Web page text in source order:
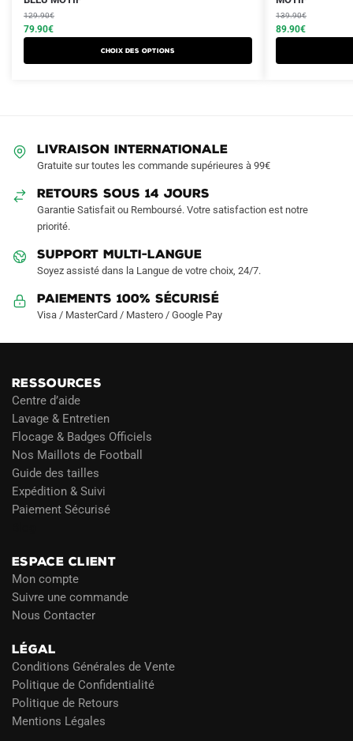
129.90€
initial
était :
79.90€
actuel
est :
Choix des options
produit
a
plusieurs
variations.
choisies
la
page
produit
139.90€
initial
était :
89.90€
actuel
est :
produit
a
plusieurs
variations.
page
LIVRAISON INTERNATIONALE
Gratuite sur toutes les commande supérieures à 99€
RETOURS SOUS 14 JOURS
Garantie Satisfait ou Remboursé. Votre satisfaction est notre
priorité.
SUPPORT MULTI-LANGUE
Soyez assisté dans la Langue de votre choix, 24/7.
Paiements 100% Sécurisé
Visa / MasterCard / Mastero / Google Pay
RESSOURCES
Centre d’aide
Lavage & Entretien
Flocage & Badges Officiels
Nos Maillots de Football
Guide des tailles
Expédition & Suivi
Paiement Sécurisé
ESPACE CLIENT
Mon compte
Suivre une commande
Nous Contacter
LÉGAL
Conditions Générales de Vente
Politique de Confidentialité
Politique de Retours
Mentions Légales